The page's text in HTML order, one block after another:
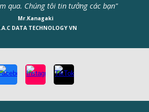
qua. Chúng tôi tin tưởng các bạn"
Mr.Kanagaki
DATA TECHNOLOGY VN